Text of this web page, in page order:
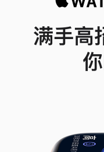
满手高